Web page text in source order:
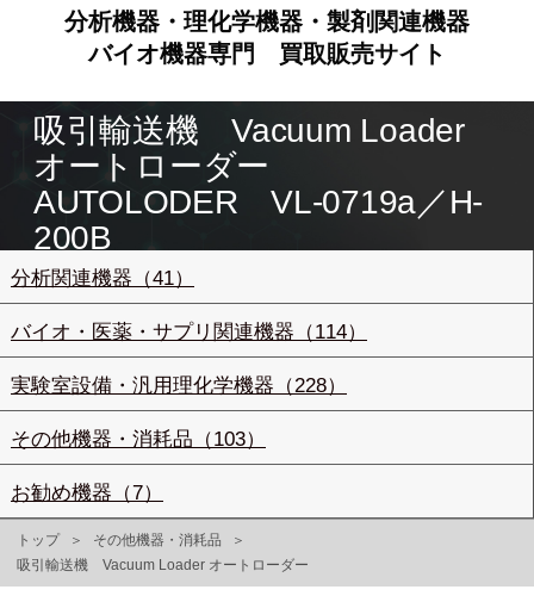
分析機器・理化学機器・製剤関連機器
バイオ機器専門
買取販売サイト
吸引輸送機 Vacuum Loader
オートローダー
AUTOLODER VL-0719a／H-
200B
分析関連機器（41）
バイオ・医薬・サプリ関連機器（114）
実験室設備・汎用理化学機器（228）
その他機器・消耗品（103）
お勧め機器（7）
トップ
その他機器・消耗品
吸引輸送機 Vacuum Loader オートローダー